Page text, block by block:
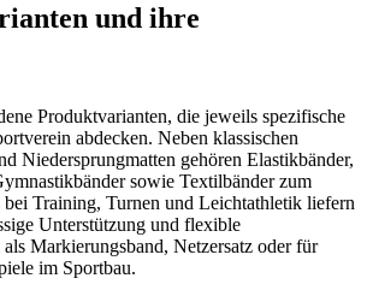
und ihre
Produktvarianten, die jeweils spezifische
abdecken. Neben klassischen
Niedersprungmatten gehören Elastikbänder,
sowie Textilbänder zum
bei Training, Turnen und Leichtathletik liefern
Unterstützung und flexible
Markierungsband, Netzersatz oder für
im Sportbau.